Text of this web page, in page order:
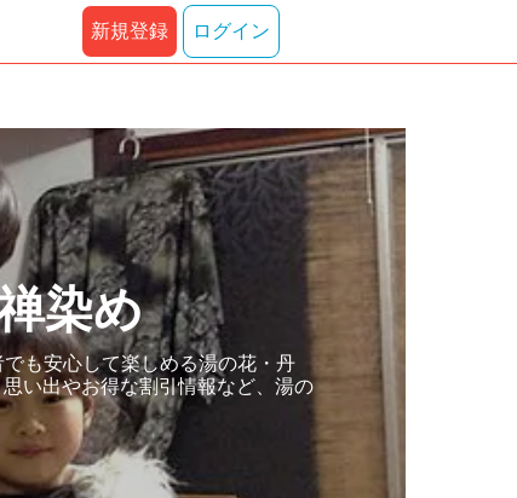
新規登録 ログイン
染め
も安心して楽しめる湯の花・丹
い出やお得な割引情報など、湯の